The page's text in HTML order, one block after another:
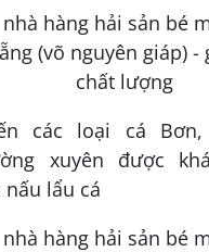
các loại cá
xuyên được
nấu lẩu cá